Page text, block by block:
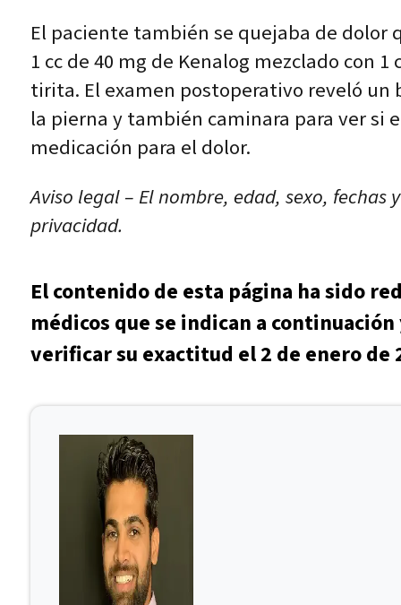
El paciente también se quejaba de dolor
1 cc de 40 mg de Kenalog mezclado con
tirita. El examen postoperativo reveló
la pierna y también caminara para ver si
medicación para el dolor.
Aviso legal – El nombre, edad, sexo,
privacidad.
El contenido de esta página ha sido
médicos que se indican a
verificar su exactitud el 2 de enero de